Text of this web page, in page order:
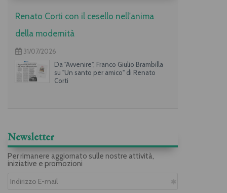
Renato Corti con il cesello nell'anima
della modernità
31/07/2026
Da "Avvenire", Franco Giulio Brambilla
su "Un santo per amico" di Renato
Corti
Newsletter
Per rimanere aggiornato sulle nostre attività,
iniziative e promozioni